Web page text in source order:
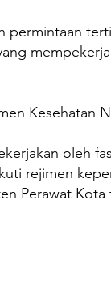
permintaan
Kesehatan
oleh
rejimen
Perawat